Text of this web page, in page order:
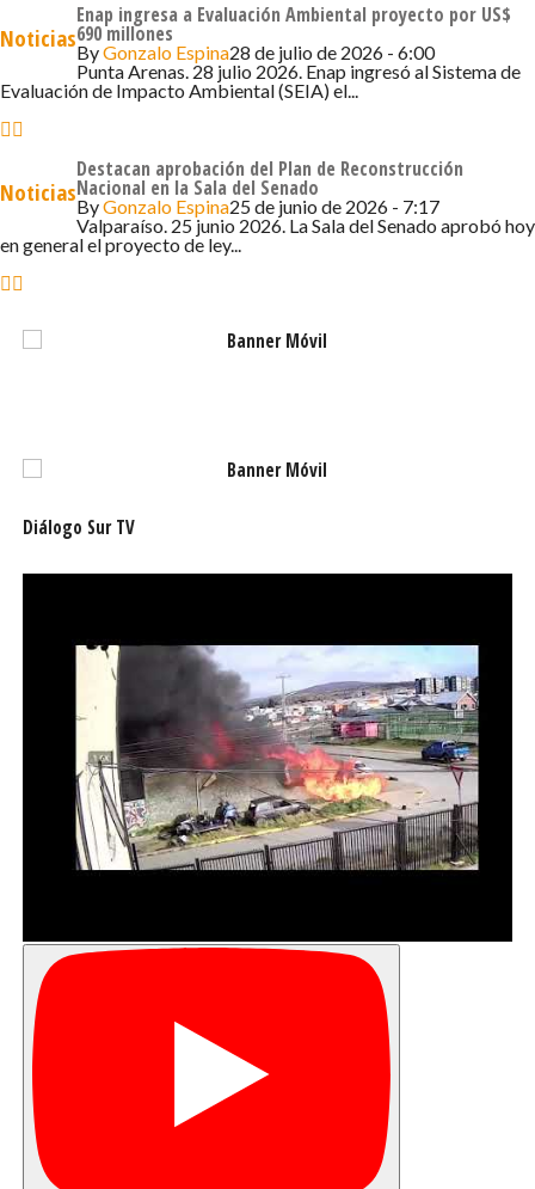
Noticias
Enap ingresa a Evaluación Ambiental proyecto por US$
690 millones
ByGonzalo Espina28 de julio de 2026 - 6:00
Punta Arenas. 28 julio 2026. Enap ingresó al Sistema de
Evaluación de Impacto Ambiental (SEIA) el...
Noticias
Destacan aprobación del Plan de Reconstrucción
Nacional en la Sala del Senado
ByGonzalo Espina25 de junio de 2026 - 7:17
Valparaíso. 25 junio 2026. La Sala del Senado aprobó hoy
en general el proyecto de ley...
Diálogo Sur TV